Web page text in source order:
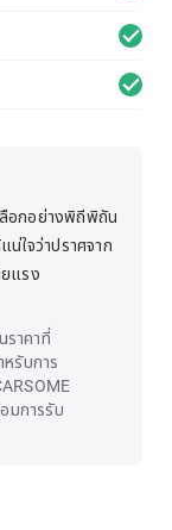
อกอย่างพิถีพิถัน
ใจว่าปราศจาก
แรง
ราคาที่
รับการ
มการรับ